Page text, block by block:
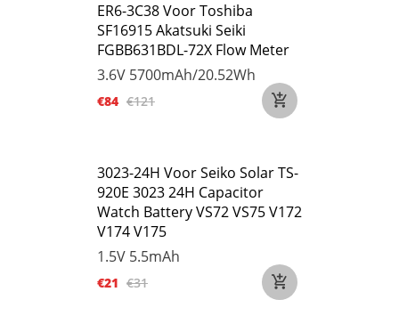
ER6-3C38 Voor Toshiba
SF16915 Akatsuki Seiki
FGBB631BDL-72X Flow Meter
3.6V 5700mAh/20.52Wh
€84 €121
3023-24H Voor Seiko Solar TS-
920E 3023 24H Capacitor
Watch Battery VS72 VS75 V172
V174 V175
1.5V 5.5mAh
€21 €31